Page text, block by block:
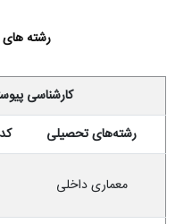
رشته
کارشناسی
رشته‌های تحصیلی
معماری داخلی